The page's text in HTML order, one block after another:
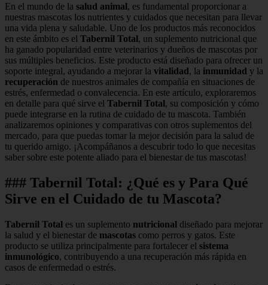
En el mundo de la salud animal, es fundamental proporcionar a
nuestras mascotas los nutrientes y cuidados que necesitan para llevar
una vida plena y saludable. Uno de los productos más reconocidos
en este ámbito es el Tabernil Total, un suplemento nutricional que
ha ganado popularidad entre veterinarios y dueños de mascotas por
sus múltiples beneficios. Este producto está diseñado para ofrecer un
soporte integral, ayudando a mejorar la vitalidad, la inmunidad y la
recuperación de nuestros animales de compañía en situaciones de
estrés, enfermedad o convalecencia. En este artículo, exploraremos
en detalle para qué sirve el Tabernil Total, su composición y cómo
puede integrarse en la rutina de cuidado de tu mascota. También
analizaremos opiniones y comparativas con otros suplementos del
mercado, para que puedas tomar la mejor decisión para la salud de
tu querido amigo. ¡Acompáñanos a descubrir todo lo que necesitas
saber sobre este potente aliado para el bienestar de tus mascotas!
### Tabernil Total: ¿Qué es y Para Qué
Sirve en el Cuidado de tu Mascota?
Tabernil Total es un suplemento nutricional diseñado para mejorar
la salud y el bienestar de mascotas como perros y gatos. Este
producto se utiliza principalmente para fortalecer el sistema
inmunológico, contribuyendo a una recuperación más rápida en
casos de enfermedad o estrés.